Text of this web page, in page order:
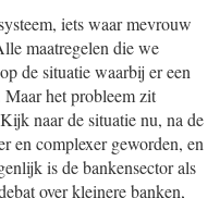
iets waar mevrouw
maatregelen die we
de situatie waarbij er een
het probleem zit
naar de situatie nu, na de
en complexer geworden, en
is de bankensector als
over kleinere banken,